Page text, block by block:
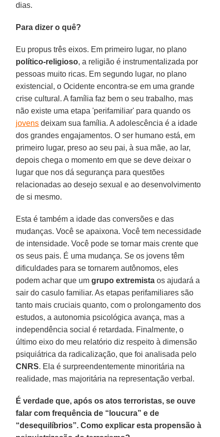
dias.
Para dizer o quê?
Eu propus três eixos. Em primeiro lugar, no plano
político-religioso, a religião é instrumentalizada por
pessoas muito ricas. Em segundo lugar, no plano
existencial, o Ocidente encontra-se em uma grande
crise cultural. A família faz bem o seu trabalho, mas
não existe uma etapa 'perifamiliar' para quando os
jovens deixam sua família. A adolescência é a idade
dos grandes engajamentos. O ser humano está, em
primeiro lugar, preso ao seu pai, à sua mãe, ao lar,
depois chega o momento em que se deve deixar o
lugar que nos dá segurança para questões
relacionadas ao desejo sexual e ao desenvolvimento
de si mesmo.
Esta é também a idade das conversões e das
mudanças. Você se apaixona. Você tem necessidade
de intensidade. Você pode se tornar mais crente que
os seus pais. É uma mudança. Se os jovens têm
dificuldades para se tornarem autônomos, eles
podem achar que umgrupo extremista os ajudará a
sair do casulo familiar. As etapas perifamiliares são
tanto mais cruciais quanto, com o prolongamento dos
estudos, a autonomia psicológica avança, mas a
independência social é retardada. Finalmente, o
último eixo do meu relatório diz respeito à dimensão
psiquiátrica da radicalização, que foi analisada pelo
CNRS. Ela é surpreendentemente minoritária na
realidade, mas majoritária na representação verbal.
É verdade que, após os atos terroristas, se ouve
falar com frequência de “loucura” e de
“desequilíbrios”. Como explicar esta propensão à